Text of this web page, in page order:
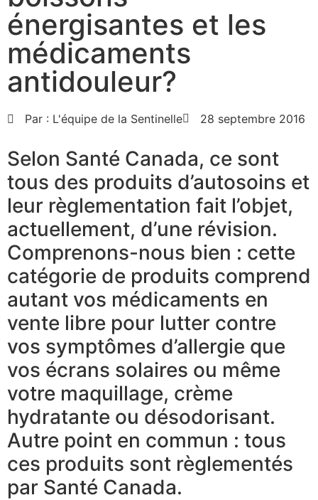
énergisantes et les
médicaments
antidouleur?
Par : L'équipe de la Sentinelle 28 septembre 2016
Selon Santé Canada, ce sont
tous des produits d’autosoins et
leur règlementation fait l’objet,
actuellement, d’une révision.
Comprenons-nous bien : cette
catégorie de produits comprend
autant vos médicaments en
vente libre pour lutter contre
vos symptômes d’allergie que
vos écrans solaires ou même
votre maquillage, crème
hydratante ou désodorisant.
Autre point en commun : tous
ces produits sont règlementés
par Santé Canada.